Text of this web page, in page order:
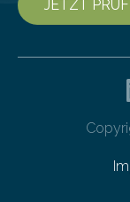
JETZT